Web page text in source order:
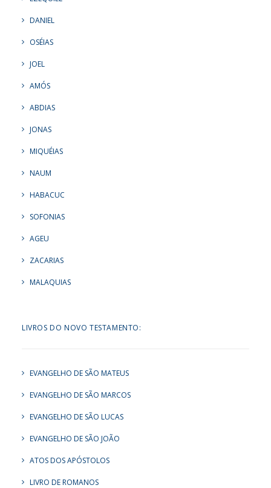
DANIEL
OSÉIAS
JOEL
AMÓS
ABDIAS
JONAS
MIQUÉIAS
NAUM
HABACUC
SOFONIAS
AGEU
ZACARIAS
MALAQUIAS
LIVROS DO NOVO TESTAMENTO:
EVANGELHO DE SÃO MATEUS
EVANGELHO DE SÃO MARCOS
EVANGELHO DE SÃO LUCAS
EVANGELHO DE SÃO JOÃO
ATOS DOS APÓSTOLOS
LIVRO DE ROMANOS